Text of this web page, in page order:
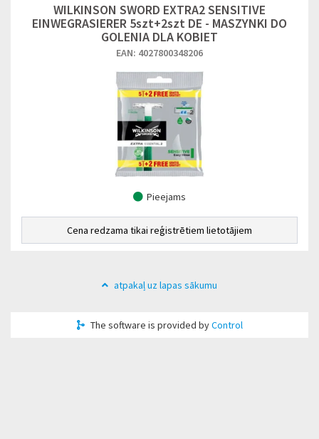
WILKINSON SWORD EXTRA2 SENSITIVE
EINWEGRASIERER 5szt+2szt DE - MASZYNKI DO
GOLENIA DLA KOBIET
EAN: 4027800348206
Pieejams
Cena redzama tikai reģistrētiem lietotājiem
atpakaļ uz lapas sākumu
The software is provided byControl